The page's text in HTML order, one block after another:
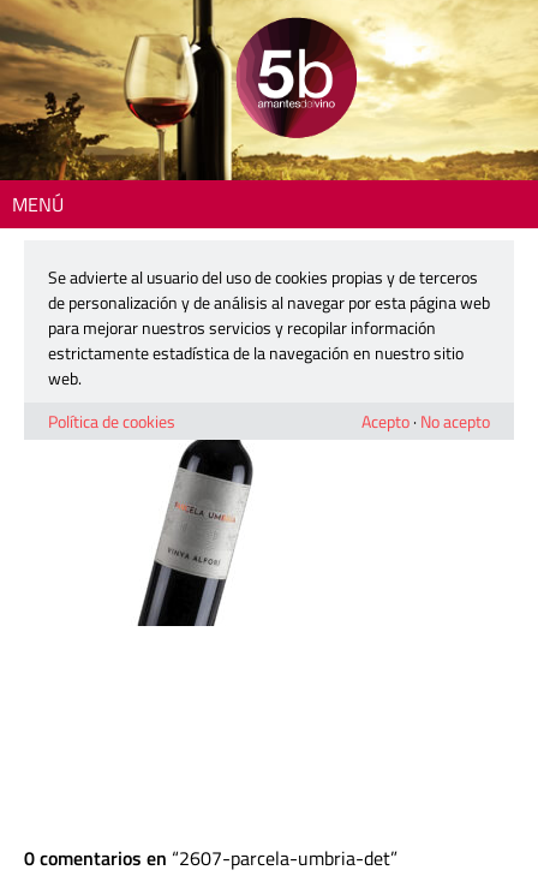
MENÚ
2607-parcela-umbria-det
18 mayo, 2026
0 comentarios en 2607-parcela-umbria-det
Se advierte al usuario del uso de cookies propias y de terceros
de personalización y de análisis al navegar por esta página web
para mejorar nuestros servicios y recopilar información
estrictamente estadística de la navegación en nuestro sitio
web.
Política de cookies
Acepto· No acepto